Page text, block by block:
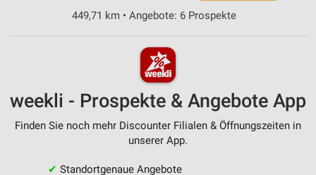
449,71 km • Angebote: 6 Prospekte
weekli - Prospekte & Angebote App
Finden Sie noch mehr Discounter Filialen & Öffnungszeiten in
unserer App.
✔ Standortgenaue Angebote